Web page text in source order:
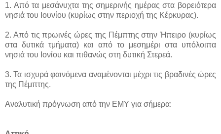
1. Από τα μεσάνυχτα της σημερινής ημέρας στα βορειότερα
νησιά του Ιουνίου (κυρίως στην περιοχή της Κέρκυρας).
2. Από τις πρωινές ώρες της Πέμπτης στην Ήπειρο (κυρίως
στα δυτικά τμήματα) και από το μεσημέρι στα υπόλοιπα
νησιά του Ιονίου και πιθανώς στη δυτική Στερεά.
3. Τα ισχυρά φαινόμενα αναμένονται μέχρι τις βραδινές ώρες
της Πέμπτης.
Αναλυτική πρόγνωση από την ΕΜΥ για σήμερα: